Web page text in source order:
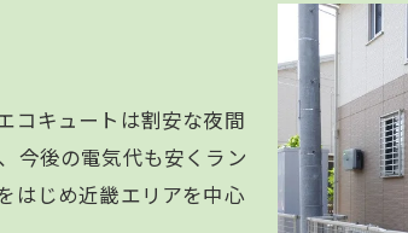
コキュートは割安な夜間
今後の電気代も安くラン
はじめ近畿エリアを中心